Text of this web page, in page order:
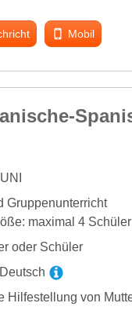
Mobil
Gruppenunterricht
maximal 4 Schüler
oder Schüler
Hilfestellung von